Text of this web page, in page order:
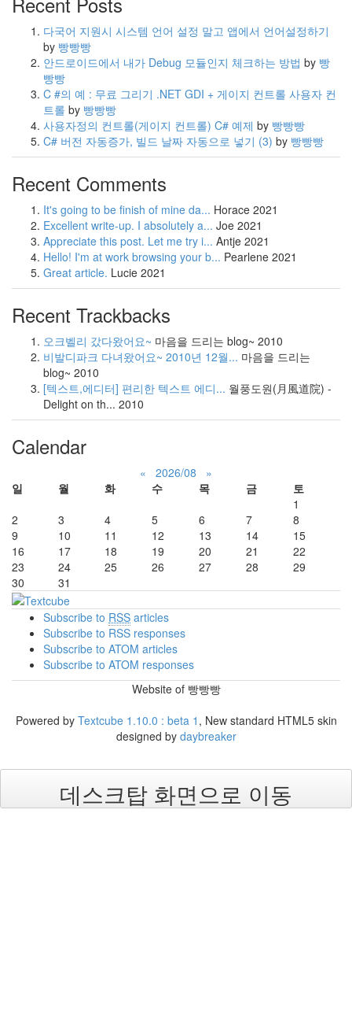
다국어 지원시 시스템 언어 설정 말고 앱에서 언어설정하기
by 빵빵빵
안드로이드에서 내가 Debug 모듈인지 체크하는 방법 by 빵
빵빵
C #의 예 : 무료 그리기 .NET GDI + 게이지 컨트롤 사용자 컨
트롤 by 빵빵빵
사용자정의 컨트롤(게이지 컨트롤) C# 예제 by 빵빵빵
C# 버전 자동증가, 빌드 날짜 자동으로 넣기 (3) by 빵빵빵
Recent Comments
It's going to be finish of mine da... Horace 2021
Excellent write-up. I absolutely a... Joe 2021
Appreciate this post. Let me try i... Antje 2021
Hello! I'm at work browsing your b... Pearlene 2021
Great article. Lucie 2021
Recent Trackbacks
오크벨리 갔다왔어요~ 마음을 드리는 blog~ 2010
비발디파크 다녀왔어요~ 2010년 12월... 마음을 드리는
blog~ 2010
[텍스트,에디터] 편리한 텍스트 에디... 월풍도원(月風道院) -
Delight on th... 2010
Calendar
« 2026/08
»
일
월 화 수 목 금
토
1
2
3 4 5 6 7
8
9
10 11 12 13 14
15
16
17 18 19 20 21
22
23
24 25 26 27 28
29
30
31
Subscribe to RSS articles
Subscribe to RSS responses
Subscribe to ATOM articles
Subscribe to ATOM responses
Website of 빵빵빵
Powered by Textcube 1.10.0 : beta 1 , New standard HTML5 skin
designed by daybreaker
데스크탑 화면으로 이동